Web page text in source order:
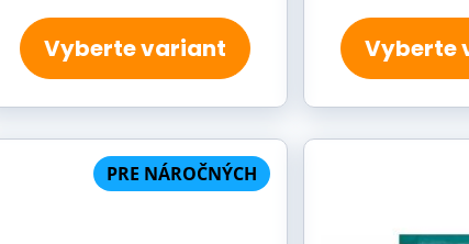
Vyberte variant Vyberte
PRE NÁROČNÝCH